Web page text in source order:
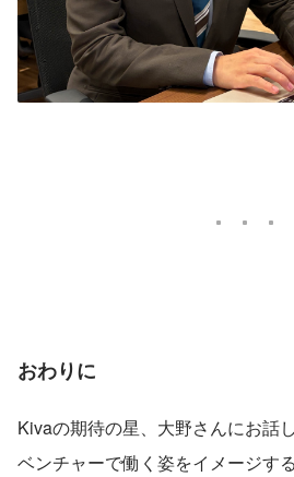
おわりに
Kivaの期待の星、大野さんにお話
ベンチャーで働く姿をイメージす